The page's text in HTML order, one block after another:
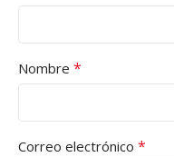
Nombre *
Correo electrónico *